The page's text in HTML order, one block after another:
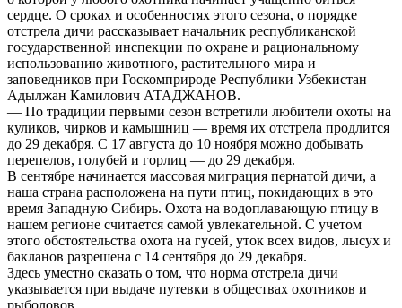
сердце. О сроках и особенностях этого сезона, о порядке
отстрела дичи рассказывает начальник республиканской
государственной инспекции по охране и рациональному
использованию животного, растительного мира и
заповедников при Госкомприроде Республики Узбекистан
Адылжан Камилович АТАДЖАНОВ.
— По традиции первыми сезон встретили любители охоты на
куликов, чирков и камышниц — время их отстрела продлится
до 29 декабря. С 17 августа до 10 ноября можно добывать
перепелов, голубей и горлиц — до 29 декабря.
В сентябре начинается массовая миграция пернатой дичи, а
наша страна расположена на пути птиц, покидающих в это
время Западную Сибирь. Охота на водоплавающую птицу в
нашем регионе считается самой увлекательной. С учетом
этого обстоятельства охота на гусей, уток всех видов, лысух и
бакланов разрешена с 14 сентября до 29 декабря.
Здесь уместно сказать о том, что норма отстрела дичи
указывается при выдаче путевки в обществах охотников и
рыболовов.